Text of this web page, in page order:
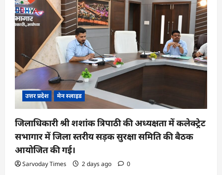
उत्तर प्रदेश मेन स्लाइड
जिलाधिकारी श्री शशांक त्रिपाठी की अध्यक्षता में कलेक्ट्रेट
सभागार में जिला स्तरीय सड़क सुरक्षा समिति की बैठक
आयोजित की गई।
Sarvoday Times 2 days ago 0